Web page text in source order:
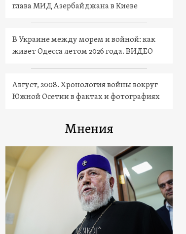
глава МИД Азербайджана в Киеве
В Украине между морем и войной: как
живет Одесса летом 2026 года. ВИДЕО
Август, 2008. Хронология войны вокруг
Южной Осетии в фактах и фотографиях
Мнения